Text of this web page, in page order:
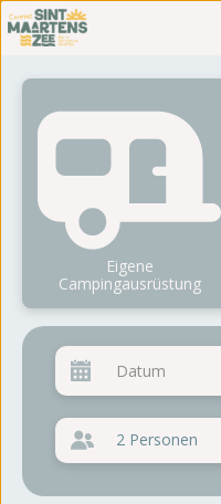
Eigene
Campingausrüstung
2 Personen